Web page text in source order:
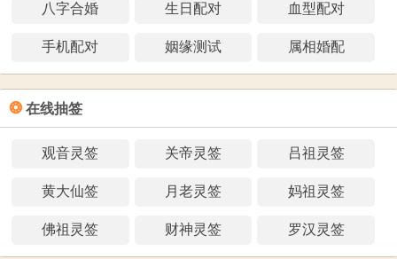
八字合婚 生日配对 血型配对
手机配对 姻缘测试 属相婚配
❂ 在线抽签
观音灵签 关帝灵签 吕祖灵签
黄大仙签 月老灵签 妈祖灵签
佛祖灵签 财神灵签 罗汉灵签